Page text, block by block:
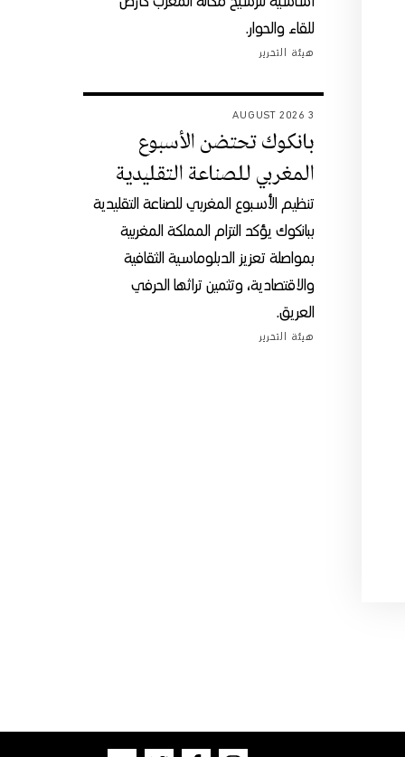
للقاء والحوار.
هيئة التحرير
3 AUGUST 2026
بانكوك تحتضن الأسبوع
المغربي للصناعة التقليدية
تنظيم الأسبوع المغربي للصناعة التقليدية
ببانكوك يؤكد التزام المملكة المغربية
بمواصلة تعزيز الدبلوماسية الثقافية
والاقتصادية، وتثمين تراثها الحرفي
العريق.
هيئة التحرير